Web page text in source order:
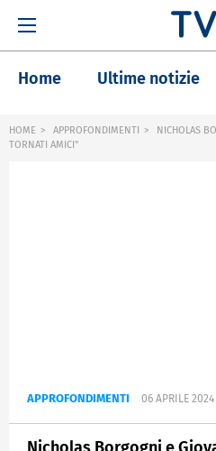
Home Ultime notizie
HOME APPROFONDIMENTI
NICHOLAS
TORNATI AMICI"
APPROFONDIMENTI 06 APRILE 2024